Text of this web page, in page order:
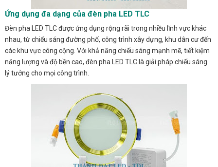
Ứng dụng đa dạng của đèn pha LED TLC
Đèn pha LED TLC được ứng dụng rộng rãi trong nhiều lĩnh vực khác
nhau, từ chiếu sáng đường phố, công trình xây dựng, khu dân cư đến
các khu vực công cộng. Với khả năng chiếu sáng mạnh mẽ, tiết kiệm
năng lượng và độ bền cao, đèn pha LED TLC là giải pháp chiếu sáng
lý tưởng cho mọi công trình.